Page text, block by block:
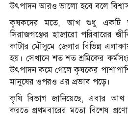
উৎপাদন আরও ভালো হবে বলে
কৃষকদের মতে, আখ শুধু একটি
সিরাজগঞ্জের হাজারো পরিবারের
কাটার মৌসুমে জেলার বিভিন্ন
হয়। সেখানে শত শত শ্রমিকের
উৎপাদন কমে গেলে কৃষকের
মানুষের ওপরও এর প্রভাব পড়ে।
কৃষি বিভাগ জানিয়েছে, এবার আখ
করতে প্রথমবারের মতো বিশেষ